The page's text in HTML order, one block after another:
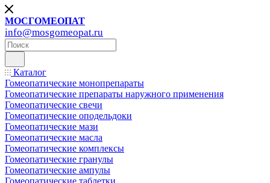
МОСГОМЕОПАТ
info@mosgomeopat.ru
Каталог
Гомеопатические монопрепараты
Гомеопатические препараты наружного применения
Гомеопатические свечи
Гомеопатические оподельдоки
Гомеопатические мази
Гомеопатические масла
Гомеопатические комплексы
Гомеопатические гранулы
Гомеопатические ампулы
Гомеопатические таблетки